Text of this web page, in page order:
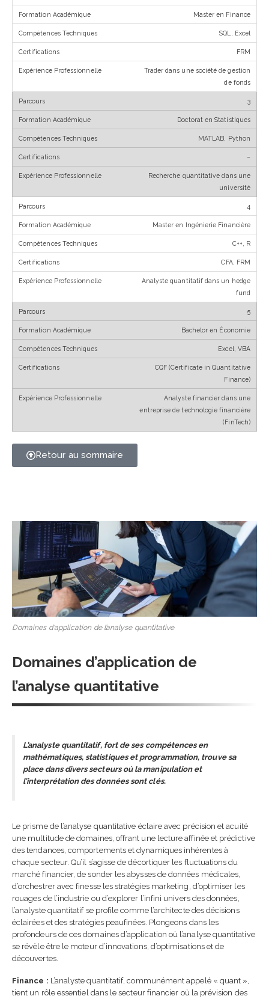
Master en Finance
SQL, Excel
FRM
Trader dans une société de gestion
de fonds
3
Doctorat en Statistiques
MATLAB, Python
–
Recherche quantitative dans une
université
4
Master en Ingénierie Financière
C++, R
CFA, FRM
Analyste quantitatif dans un hedge
fund
5
Bachelor en Économie
Excel, VBA
CQF (Certificate in Quantitative
Finance)
Analyste financier dans une
entreprise de technologie financière
(FinTech)
Retour au sommaire
Domaines d'application de l’analyse quantitative
Domaines d’application de
l’analyse quantitative
L’analyste quantitatif, fort de ses compétences en
mathématiques, statistiques et programmation, trouve sa
place dans divers secteurs où la manipulation et
l’interprétation des données sont clés.
Le prisme de l’analyse quantitative éclaire avec précision et acuité
une multitude de domaines, offrant une lecture affinée et prédictive
des tendances, comportements et dynamiques inhérentes à
chaque secteur. Qu’il s’agisse de décortiquer les fluctuations du
marché financier, de sonder les abysses de données médicales,
d’orchestrer avec finesse les stratégies marketing, d’optimiser les
rouages de l’industrie ou d’explorer l’infini univers des données,
l’analyste quantitatif se profile comme l’architecte des décisions
éclairées et des stratégies peaufinées. Plongeons dans les
profondeurs de ces domaines d’application où l’analyse quantitative
se révèle être le moteur d’innovations, d’optimisations et de
découvertes.
Finance : L’analyste quantitatif, communément appelé « quant »,
tient un rôle essentiel dans le secteur financier où la prévision des